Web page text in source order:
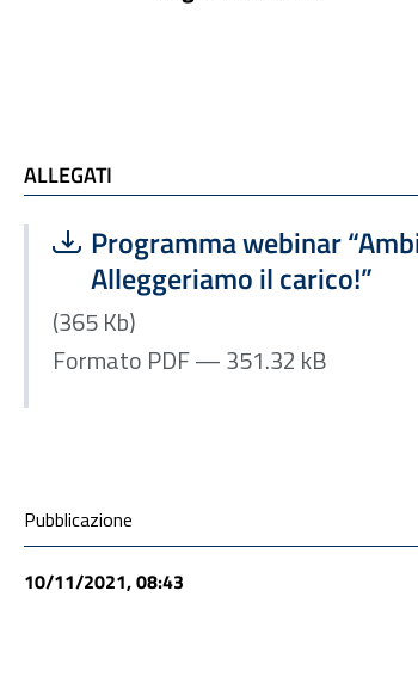
ALLEGATI e TI POTREBBE
ALLEGATI
Scarica file:
Programma webinar
Alleggeriamo il carico!”
Formato PDF — Dimensione
(365 Kb)
Formato PDF — 351.32 kB
Condivisione social
Pubblicazione
10/11/2021, 08:43